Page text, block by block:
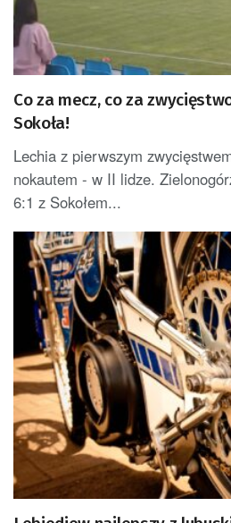
Co za mecz, co za
Sokoła!
Lechia z pierwszym
nokautem - w II lidze.
6:1 z Sokołem...